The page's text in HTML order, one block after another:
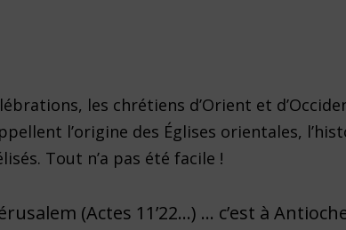
les chrétiens d’Orient et
l’origine des Églises orientales,
Tout n’a pas été facile !
(Actes 11’22…) … c’est à